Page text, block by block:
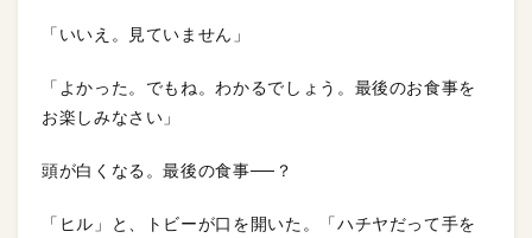
「いいえ。見ていません」
「よかった。でもね。わかるでしょう。最後のお食事を
お楽しみなさい」
頭が白くなる。最後の食事──？
「ヒル」と、トビーが口を開いた。「ハチヤだって手を